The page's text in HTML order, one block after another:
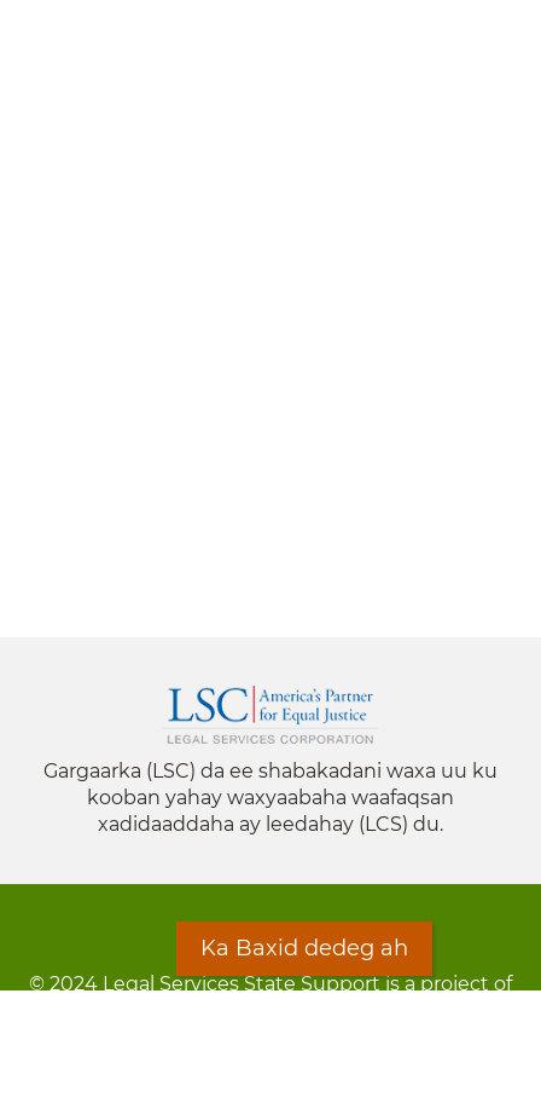
Gargaarka (LSC) da ee shabakadani waxa uu ku
kooban yahay waxyaabaha waafaqsan
xadidaaddaha ay leedahay (LCS) du.
© 2024 Legal Services State Support is a project of
Ka Baxid dedeg ah